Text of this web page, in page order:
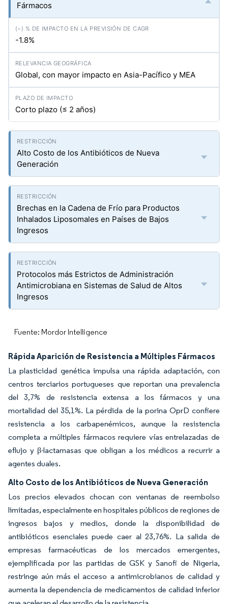
Fármacos
-1.8%
Global, con mayor impacto en Asia-Pacífico y MEA
Corto plazo (≤ 2 años)
Alto Costo de los Antibióticos de Nueva
Generación
Brechas en la Cadena de Frío para Productos
Inhalados Liposomales en Países de Bajos
Ingresos
Protocolos más Estrictos de Administración
Antimicrobiana en Sistemas de Salud de Altos
Ingresos
Fuente: Mordor Intelligence
Rápida Aparición de Resistencia a Múltiples Fármacos
La plasticidad genética impulsa una rápida adaptación, con
centros terciarios portugueses que reportan una prevalencia
del 3,7% de resistencia extensa a los fármacos y una
mortalidad del 35,1%. La pérdida de la porina OprD confiere
resistencia a los carbapenémicos, aunque la resistencia
completa a múltiples fármacos requiere vías entrelazadas de
eflujo y β-lactamasas que obligan a los médicos a recurrir a
agentes duales.
Alto Costo de los Antibióticos de Nueva Generación
Los precios elevados chocan con ventanas de reembolso
limitadas, especialmente en hospitales públicos de regiones de
ingresos bajos y medios, donde la disponibilidad de
antibióticos esenciales puede caer al 23,76%. La salida de
empresas farmacéuticas de los mercados emergentes,
ejemplificada por las partidas de GSK y Sanofi de Nigeria,
restringe aún más el acceso a antimicrobianos de calidad y
aumenta la dependencia de medicamentos de calidad inferior